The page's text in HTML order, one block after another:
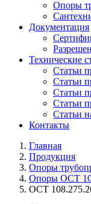
Опоры
Документация
Технические
Статьи
Статьи
Статьи
Статьи
Статьи
Контакты
Главная
Продукция
Опоры
Опоры ОСТ
ОСТ